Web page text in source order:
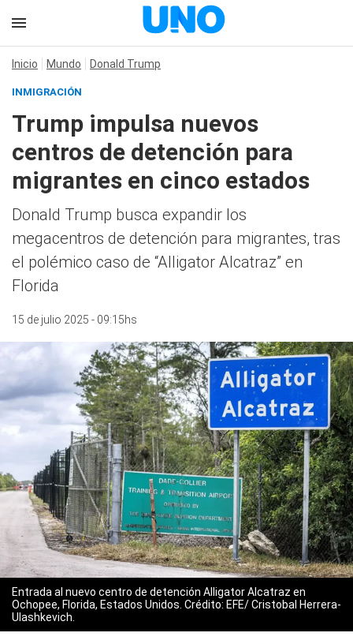
Inicio Mundo Donald Trump
INMIGRACIÓN
Trump impulsa nuevos
centros de detención para
migrantes en cinco estados
Donald Trump busca expandir los
megacentros de detención para migrantes, tras
el polémico caso de “Alligator Alcatraz” en
Florida
15 de julio 2025 - 09:15hs
Entrada al nuevo centro de detención Alligator Alcatraz en
Ochopee, Florida, Estados Unidos. Crédito: EFE/ Cristobal Herrera-
Ulashkevich.